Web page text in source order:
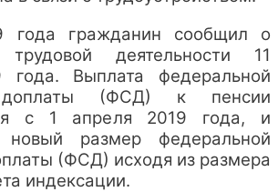
года гражданин сообщил о
трудовой деятельности 11
года. Выплата федеральной
доплаты (ФСД) к пенсии
с 1 апреля 2019 года, и
новый размер федеральной
(ФСД) исходя из размера
индексации.